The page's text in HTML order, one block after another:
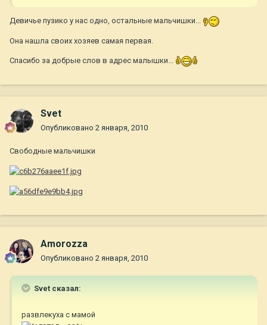
Девичье пузико у нас одно, остальные мальчишки...
Она нашла своих хозяев самая первая.
Спасибо за добрые слов в адрес малышки...
Svet
Опубликовано 2 января, 2010
Свободные мальчишки
Amorozza
Опубликовано 2 января, 2010
Svet сказал:
развлекуха с мамой